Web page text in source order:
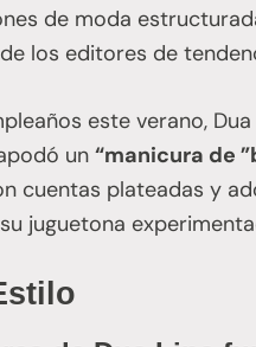
de moda
los editores de
este verano,
un “manicura de
cuentas plateadas y
juguetona